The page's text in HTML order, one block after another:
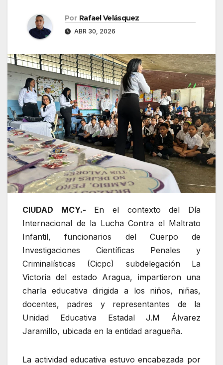
Por Rafael Velásquez
ABR 30, 2026
CIUDAD MCY.- En el contexto del Día
Internacional de la Lucha Contra el Maltrato
Infantil, funcionarios del Cuerpo de
Investigaciones Científicas Penales y
Criminalísticas (Cicpc) subdelegación La
Victoria del estado Aragua, impartieron una
charla educativa dirigida a los niños, niñas,
docentes, padres y representantes de la
Unidad Educativa Estadal J.M Álvarez
Jaramillo, ubicada en la entidad aragueña.
La actividad educativa estuvo encabezada por